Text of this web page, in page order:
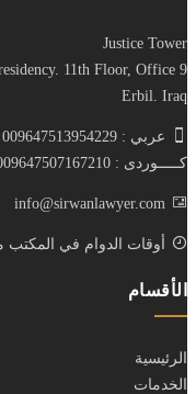
Justice Tower
11th Floor, Office 9
Erbil. Iraq
عربي : 009647513954229
كـــــوردى : 009647507167210
info@sirwanlawyer.com
أوقات الدوام في المكتب من السبت
الأقسام
الرئيسية
الخدمات